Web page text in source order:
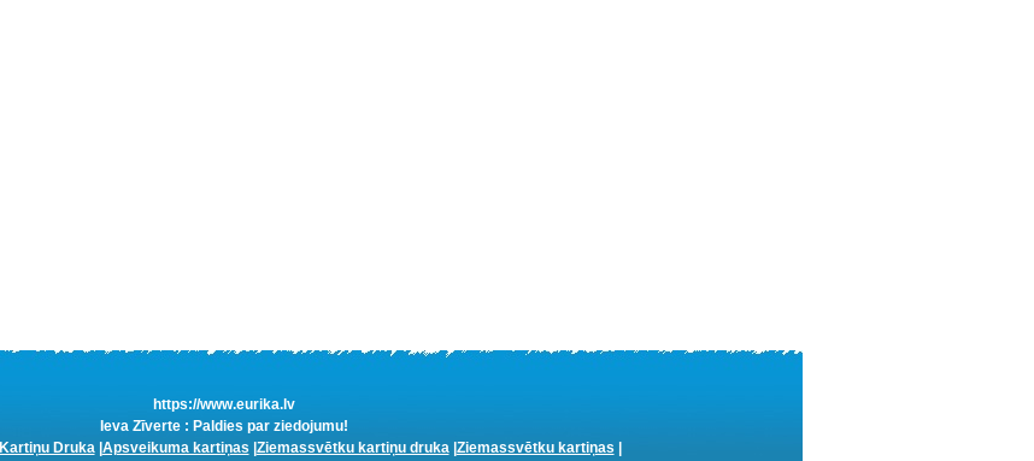
https://www.eurika.lv
Ieva Zīverte : Paldies par ziedojumu!
Kartiņu Druka| Apsveikuma kartiņas Ziemassvētku kartiņu druka| Ziemassvētku kartiņas